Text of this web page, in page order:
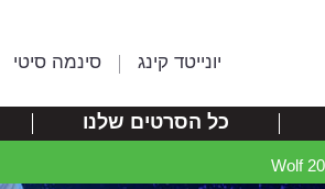
יונייטד קינג סינמה סיטי
כל הסרטים שלנו